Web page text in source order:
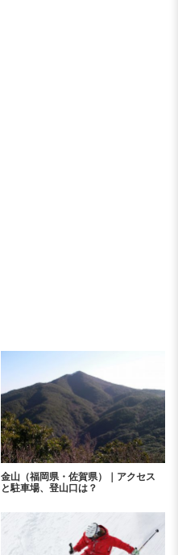
金山（福岡県・佐賀県）｜アクセス
と駐車場、登山口は？